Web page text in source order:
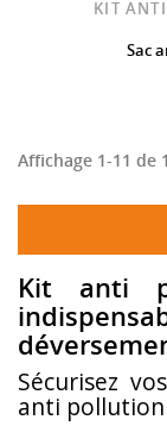
KIT
Sac
Affichage 1-11 de
Kit anti
Sécurisez
anti